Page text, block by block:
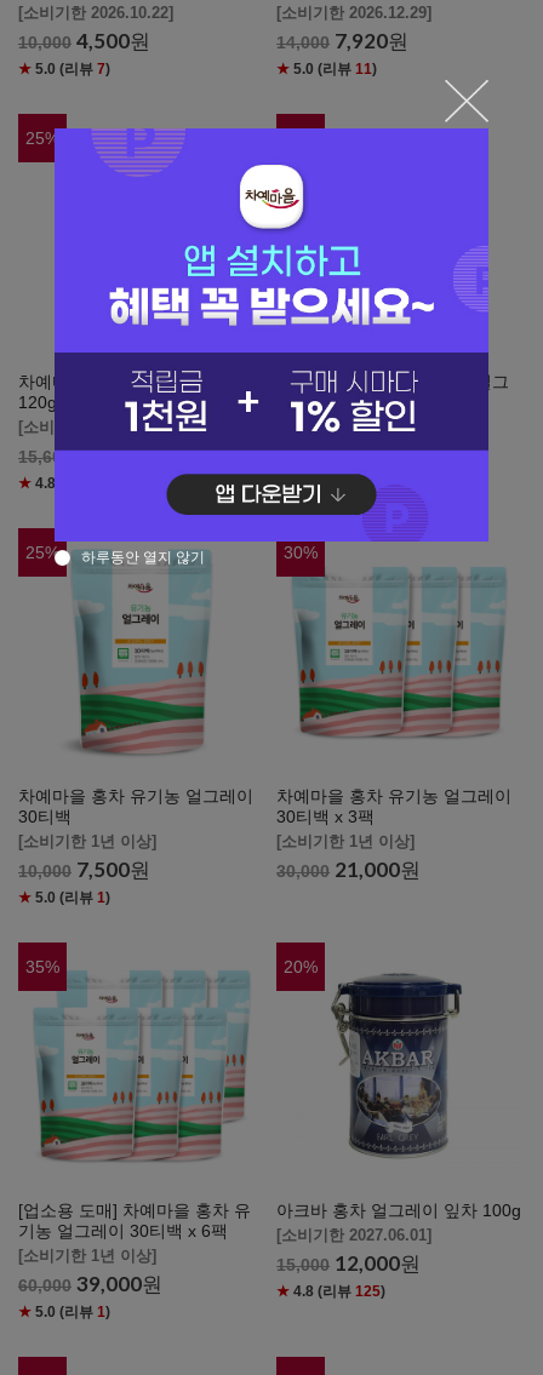
[소비기한 2026.10.22]
10,000 4,500원
★ 5.0 (리뷰 7)
[소비기한 2026.12.29]
14,000 7,920원
★ 5.0 (리뷰11)
25%
차예마을 홍차 유기농 얼그레이
120g
[소비기한 1년 이상]
15,600 11,700원
★ 4.8
[업소용 도매] 아크바 홍차 얼그
레이 잎차 1kg 벌크
[소비기한 1년 이상]
110,000 88,000원
★ 5.0 (리뷰 )
25%
차예마을 홍차 유기농 얼그레이
30티백
[소비기한 1년 이상]
10,000 7,500원
★ 5.0 (리뷰 1)
30%
차예마을 홍차 유기농 얼그레이
30티백 x 3팩
[소비기한 1년 이상]
30,000 21,000원
35%
[업소용 도매] 차예마을 홍차 유
기농 얼그레이 30티백 x 6팩
[소비기한 1년 이상]
60,000 39,000원
★ 5.0 (리뷰 1)
20%
아크바 홍차 얼그레이 잎차 100g
[소비기한 2027.06.01]
15,000 12,000원
★ 4.8 (리뷰 125)
하루동안 열지 않기